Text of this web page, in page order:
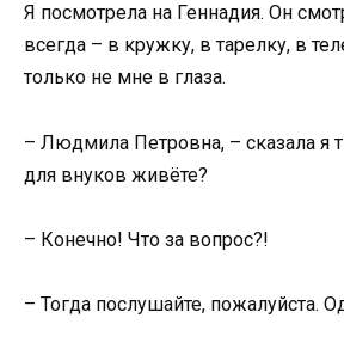
Я посмотрела на Геннадия. Он
всегда – в кружку, в тарелку, в
только не мне в глаза.
– Людмила Петровна, – сказала я
для внуков живёте?
– Конечно! Что за вопрос?!
– Тогда послушайте, пожалуйста.